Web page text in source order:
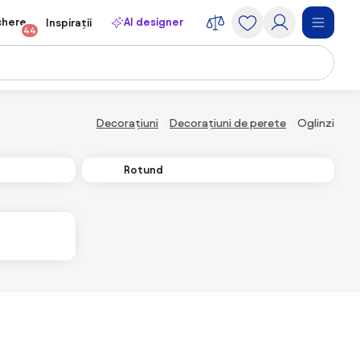
44
Inspirații AI designer
Decorațiuni Decorațiuni de perete Oglinzi
Rotund